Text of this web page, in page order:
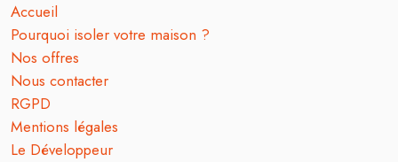
Accueil
Pourquoi isoler votre maison ?
Nos offres
Nous contacter
RGPD
Mentions légales
Le Développeur